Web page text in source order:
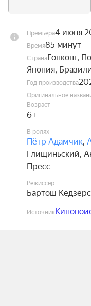
Премьера4 июня
Время85 минут
СтранаГонконг,
Япония,
Год производства
Оригинальное
Возраст
6+
В ролях
Пётр Адамчик,
Глищиньский,
Пресс
Режиссёр
Бартош
Источник